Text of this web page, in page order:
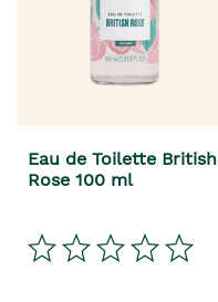
Eau de Toilette British
Rose 100 ml